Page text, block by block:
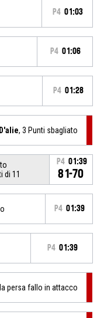
P4 01:03
P4 01:06
P4 01:28
, 3 Punti sbagliato
di 11
P4 01:39
81-70
P4 01:39
P4 01:39
persa fallo in attacco